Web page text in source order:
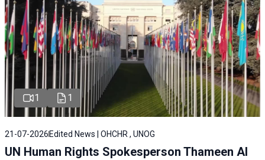
1 1
21-07-2026 Edited News | OHCHR , UNOG
UN Human Rights Spokesperson Thameen Al